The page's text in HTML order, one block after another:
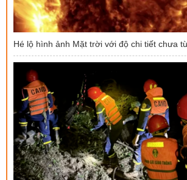
Hé lộ hình ảnh Mặt trời với độ chi tiết chưa